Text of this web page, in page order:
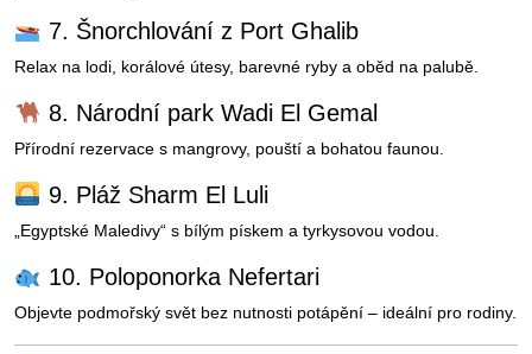
7. Šnorchlování z Port Ghalib
Relax na lodi, korálové útesy, barevné ryby a oběd na palubě.
8. Národní park Wadi El Gemal
Přírodní rezervace s mangrovy, pouští a bohatou faunou.
9. Pláž Sharm El Luli
„Egyptské Maledivy“ s bílým pískem a tyrkysovou vodou.
10. Poloponorka Nefertari
Objevte podmořský svět bez nutnosti potápění – ideální pro rodiny.